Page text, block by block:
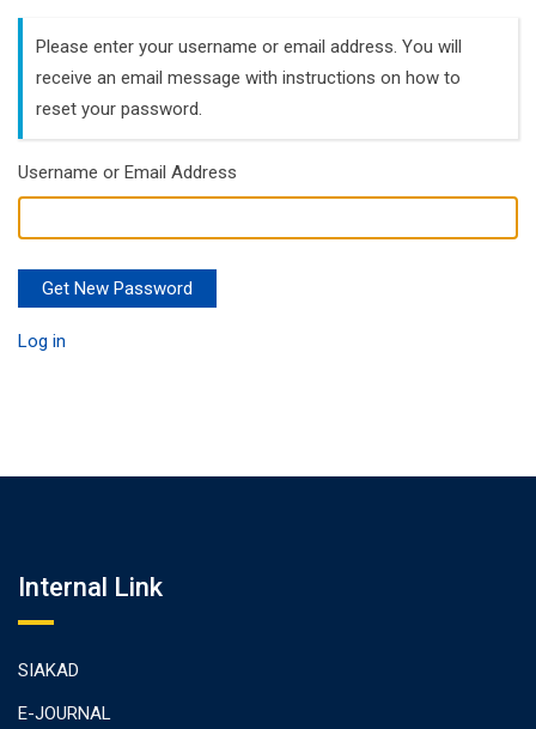
Please enter your username or email address. You will
receive an email message with instructions on how to
reset your password.
Username or Email Address
Get New Password
Log in
Internal Link
SIAKAD
E-JOURNAL